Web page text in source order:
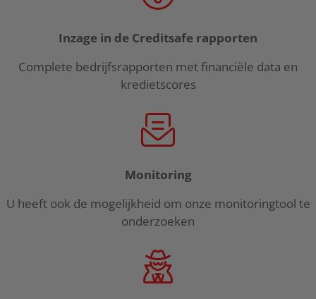
Inzage in de Creditsafe rapporten
Complete bedrijfsrapporten met financiële data en
kredietscores
Monitoring
U heeft ook de mogelijkheid om onze monitoringtool te
onderzoeken